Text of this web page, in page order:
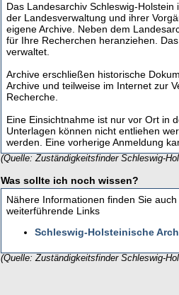
Das Landesarchiv Schleswig-
der Landesverwaltung und ihrer
eigene Archive. Neben dem
für Ihre Recherchen heranziehen.
verwaltet.
Archive erschließen historische
Archive und teilweise im Internet zur
Recherche.
Eine Einsichtnahme ist nur vor Ort in
Unterlagen können nicht entliehen
werden. Eine vorherige Anmeldung
(Quelle: Zuständigkeitsfinder Schleswig-
Was sollte ich noch wissen?
Nähere Informationen finden Sie
weiterführende Links
Schleswig-Holsteinische
(Quelle: Zuständigkeitsfinder Schleswig-